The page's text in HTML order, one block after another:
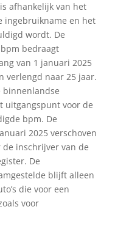
afhankelijk van het
ingebruikname en het
wordt. De
bedraagt
van 1 januari 2025
verlengd naar 25 jaar.
binnenlandse
uitgangspunt voor de
bpm. De
2025 verschoven
inschrijver van de
De
blijft alleen
die voor een
voor